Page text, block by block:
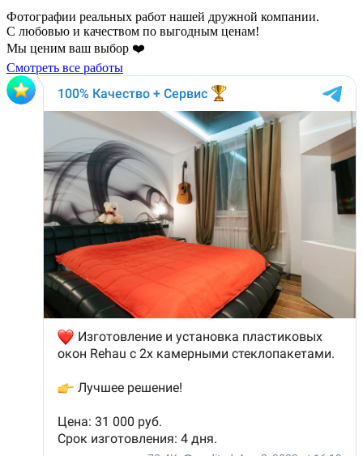
Фотографии реальных работ нашей дружной компании.
С любовью и качеством по выгодным ценам!
Мы ценим ваш выбор ❤️
Смотреть все работы